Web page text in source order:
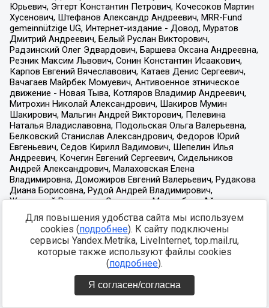
Для повышения удобства сайта мы используем
cookies (подробнее). К сайту подключены
сервисы Yandex.Metrika, LiveInternet, top.mail.ru,
которые также используют файлы cookies
(подробнее).
Я согласен/согласна